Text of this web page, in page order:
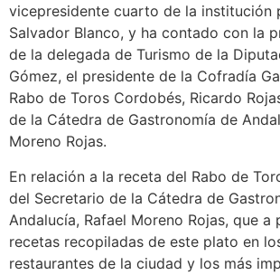
vicepresidente cuarto de la institución
Salvador Blanco, y ha contado con la
de la delegada de Turismo de la
Gómez, el presidente de la Cofradía
Rabo de Toros Cordobés, Ricardo
de la Cátedra de Gastronomía de
Moreno Rojas.
En relación a la receta del Rabo de
del Secretario de la Cátedra de
Andalucía, Rafael Moreno Rojas, que a
recetas recopiladas de este plato en
restaurantes de la ciudad y los más